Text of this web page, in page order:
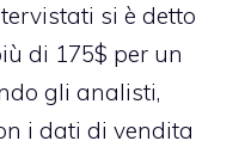
si è detto
di 175$ per un
gli analisti,
i dati di vendita